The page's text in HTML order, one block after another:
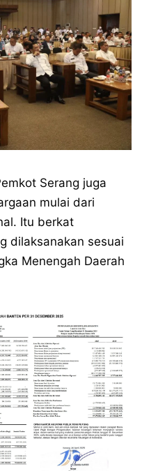
Serang juga
mulai dari
Itu berkat
dilaksanakan sesuai
Menengah Daerah